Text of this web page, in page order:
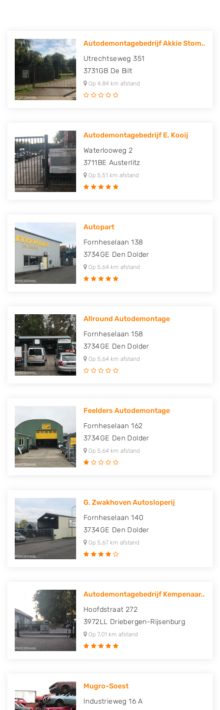
Autodemontagebedrijf Akkie Stom..
Utrechtseweg 351
3731GB De Bilt
Op 4,84 km afstand
Autodemontagebedrijf E. Kooij
Waterlooweg 2
3711BE Austerlitz
Op 5,51 km afstand
Autopart
Fornheselaan 138
3734GE Den Dolder
Op 5,64 km afstand
Allround Autodemontage
Fornheselaan 158
3734GE Den Dolder
Op 5,64 km afstand
Feelders Autodemontage
Fornheselaan 162
3734GE Den Dolder
Op 5,64 km afstand
G. Zwakhoven Autosloperij
Fornheselaan 140
3734GE Den Dolder
Op 5,67 km afstand
Autodemontagebedrijf Kempenaar..
Hoofdstraat 272
3972LL Driebergen-Rijsenburg
Op 7,01 km afstand
Mugro-Soest
Industrieweg 16 A